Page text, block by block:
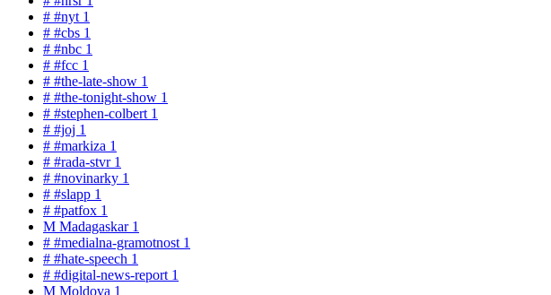
# #nyt 1
# #cbs 1
# #nbc 1
# #fcc 1
# #the-late-show 1
# #the-tonight-show 1
# #stephen-colbert 1
# #joj 1
# #markiza 1
# #rada-stvr 1
# #novinarky 1
# #slapp 1
# #patfox 1
M Madagaskar 1
# #medialna-gramotnost 1
# #hate-speech 1
# #digital-news-report 1
M Moldova 1